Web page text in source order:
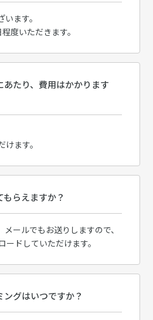
ます。
度いただきます。
あたり、費用はかかります
ます。
らえますか？
ールでもお送りしますので、
ードしていただけます。
グはいつですか？